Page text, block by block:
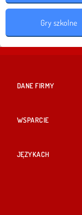
Gry szkolne
DANE FIRMY
WSPARCIE
JĘZYKACH